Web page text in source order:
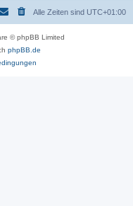
Alle Zeiten sind UTC+01:00
© phpBB Limited
phpBB.de